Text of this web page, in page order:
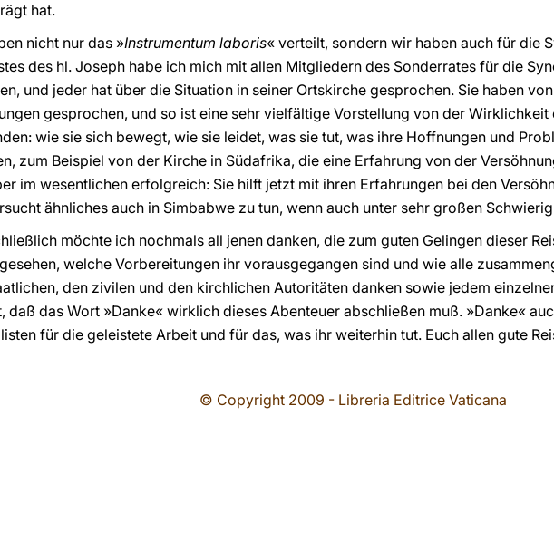
hat.
nicht nur das »Instrumentum laboris« verteilt, sondern wir haben auch für die
des hl. Joseph habe ich mich mit allen Mitgliedern des Sonderrates für die
und jeder hat über die Situation in seiner Ortskirche gesprochen. Sie haben
gesprochen, und so ist eine sehr vielfältige Vorstellung von der
wie sie sich bewegt, wie sie leidet, was sie tut, was ihre Hoffnungen und
zum Beispiel von der Kirche in Südafrika, die eine Erfahrung von der
im wesentlichen erfolgreich: Sie hilft jetzt mit ihren Erfahrungen bei den
ähnliches auch in Simbabwe zu tun, wenn auch unter sehr großen
möchte ich nochmals all jenen danken, die zum guten Gelingen dieser
welche Vorbereitungen ihr vorausgegangen sind und wie alle
den zivilen und den kirchlichen Autoritäten danken sowie jedem
daß das Wort »Danke« wirklich dieses Abenteuer abschließen muß. »Danke«
für die geleistete Arbeit und für das, was ihr weiterhin tut. Euch allen gute
© Copyright 2009 - Libreria Editrice Vaticana